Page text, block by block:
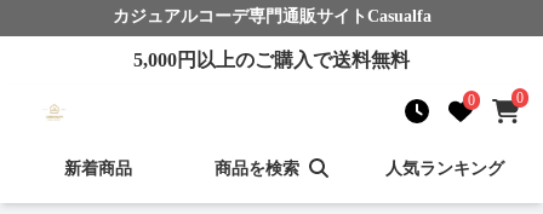
カジュアルコーデ専門通販サイト Casualfa
5,000円以上のご購入で送料無料
0 0
新着商品 商品を検索 人気ランキング